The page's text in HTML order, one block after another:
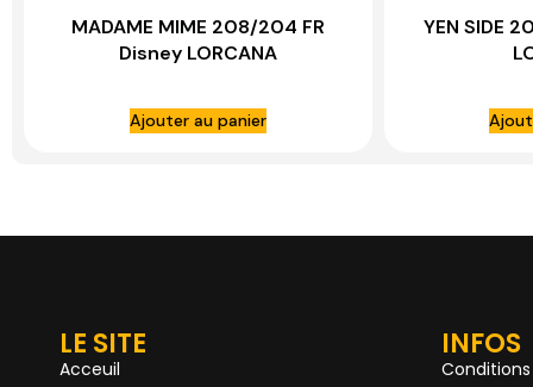
MADAME MIME 208/204 FR
Disney LORCANA
Ajouter au panier
YEN SIDE
LE SITE
Acceuil
INFOS